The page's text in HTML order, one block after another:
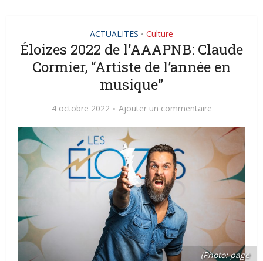
ACTUALITES • Culture
Éloizes 2022 de l’AAAPNB: Claude
Cormier, “Artiste de l’année en
musique”
4 octobre 2022 Ajouter un commentaire
(Photo: page